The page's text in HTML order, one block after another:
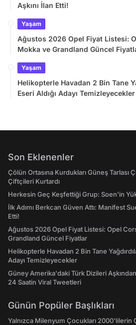
Aşkını İlan Etti!
Yaşam
Ağustos 2026 Opel Fiyat Listesi:
Mokka ve Grandland Güncel
Yaşam
Helikopterle Havadan 2 Bin Tane
Eseri Aldığı Adayı Temizleyecekler
Son Eklenenler
Çölün Ortasına Kurdukları Güneş Tarlası
Çiftçileri Kurtardı
Herkesin Geç Keşfettiği Grup: Soen'in
İlk Adımı Berkcan Güven Attı: Manifest
Etti!
Ağustos 2026 Opel Fiyat Listesi: Opel
Grandland Güncel Fiyatlar
Helikopterle Havadan 2 Bin Tane
Adayı Temizleyecekler
Güney Amerika'daki Türk Dizileri
24 Saatin Viral Tweetleri
Günün Popüler Başlıkları
Yalnızca Milenyum Çocukları 2000'lilerin